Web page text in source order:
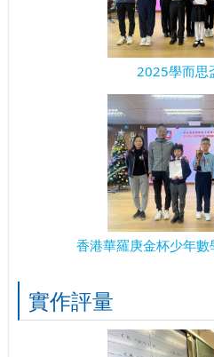
2025學而思
香港華羅庚金杯少年
實作評量